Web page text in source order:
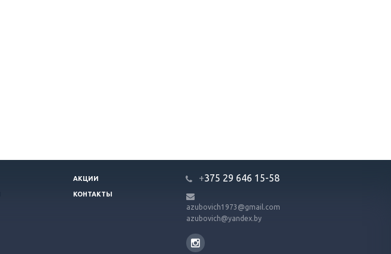
АКЦИИ
КОНТАКТЫ
+375 29 646 15-58
azubovich1973@gmail.com
azubovich@yandex.by